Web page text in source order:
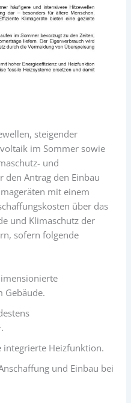
steigender
im Sommer sowie
und
den Antrag den Einbau
mit einem
über das
und Klimaschutz der
sofern folgende
Gebäude.
integrierte Heizfunktion.
und Einbau bei